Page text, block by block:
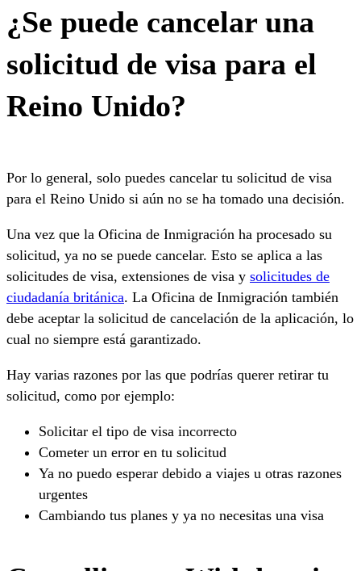
¿Se puede cancelar una
solicitud de visa para el
Reino Unido?
Por lo general, solo puedes cancelar tu solicitud de visa
para el Reino Unido si aún no se ha tomado una decisión.
Una vez que la Oficina de Inmigración ha procesado su
solicitud, ya no se puede cancelar. Esto se aplica a las
solicitudes de visa, extensiones de visa y solicitudes de
ciudadanía británica. La Oficina de Inmigración también
debe aceptar la solicitud de cancelación de la aplicación, lo
cual no siempre está garantizado.
Hay varias razones por las que podrías querer retirar tu
solicitud, como por ejemplo:
Solicitar el tipo de visa incorrecto
Cometer un error en tu solicitud
Ya no puedo esperar debido a viajes u otras razones
urgentes
Cambiando tus planes y ya no necesitas una visa